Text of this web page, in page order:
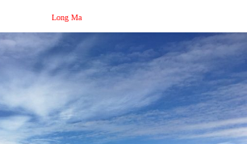
Long Ma